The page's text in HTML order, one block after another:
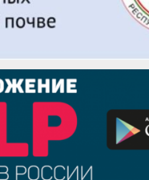
Владислав Тома